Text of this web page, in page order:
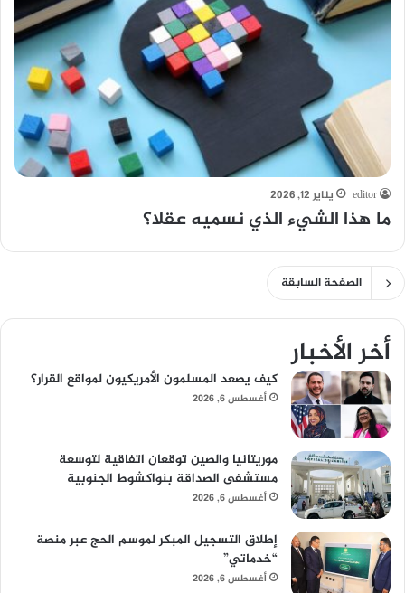
editor يناير 12, 2026
ما هذا الشيء الذي نسميه عقلا؟
الصفحة السابقة
أخر الأخبار
كيف يصعد المسلمون الأمريكيون لمواقع القرار؟
أغسطس 6, 2026
موريتانيا والصين توقعان اتفاقية لتوسعة
مستشفى الصداقة بنواكشوط الجنوبية
أغسطس 6, 2026
إطلاق التسجيل المبكر لموسم الحج عبر منصة
“خدماتي”
أغسطس 6, 2026